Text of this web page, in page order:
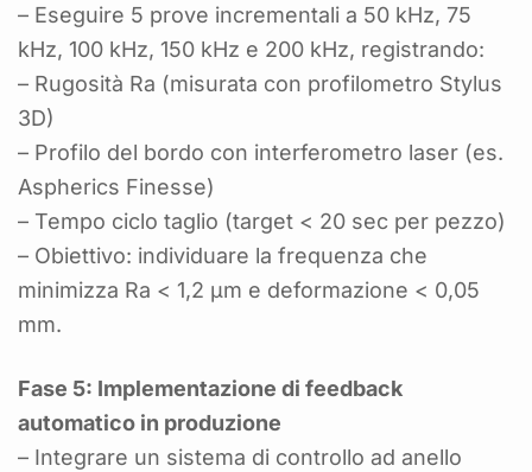
– Eseguire 5 prove incrementali a 50 kHz, 75
kHz, 100 kHz, 150 kHz e 200 kHz, registrando:
– Rugosità Ra (misurata con profilometro Stylus
3D)
– Profilo del bordo con interferometro laser (es.
Aspherics Finesse)
– Tempo ciclo taglio (target < 20 sec per pezzo)
– Obiettivo: individuare la frequenza che
minimizza Ra < 1,2 µm e deformazione < 0,05
mm.
Fase 5: Implementazione di feedback
automatico in produzione
– Integrare un sistema di controllo ad anello